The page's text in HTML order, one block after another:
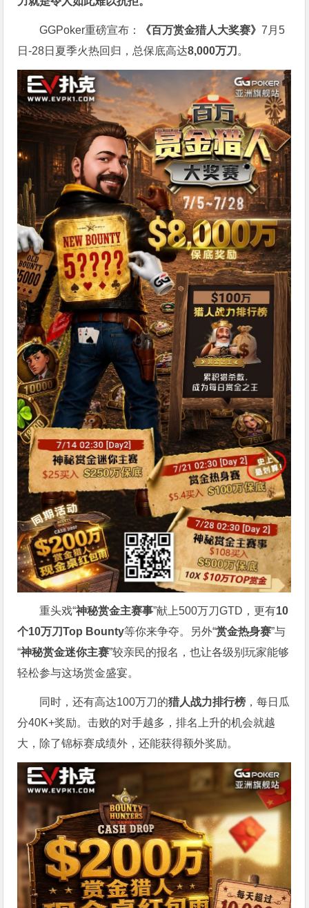
GGPoker重磅宣布： 《百万赏金猎人大奖赛》7月5
日-28日夏季火热回归，总保底高达8,000万刀 。
重头戏“神秘赏金主赛事”献上500万刀GTD，更有10
个10万刀Top Bounty等你来争夺。另外“赏金热身赛”与
“神秘赏金迷你主赛”较亲民的报名，也让各级别玩家能够
轻松参与这场赏金盛宴。
同时，还有高达100万刀的猎人战力排行榜 ，每日瓜
分40K+奖励。击败的对手越多，排名上升的机会就越
大，除了锦标赛成绩外，还能获得额外奖励。